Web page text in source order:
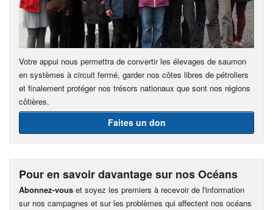
Votre appui nous permettra de convertir les élevages de saumon
en systèmes à circuit fermé, garder nos côtes libres de pétroliers
et finalement protéger nos trésors nationaux que sont nos régions
côtières.
Faites un don
Pour en savoir davantage sur nos Océans
Abonnez-vous et soyez les premiers à recevoir de l'information
sur nos campagnes et sur les problèmes qui affectent nos océans